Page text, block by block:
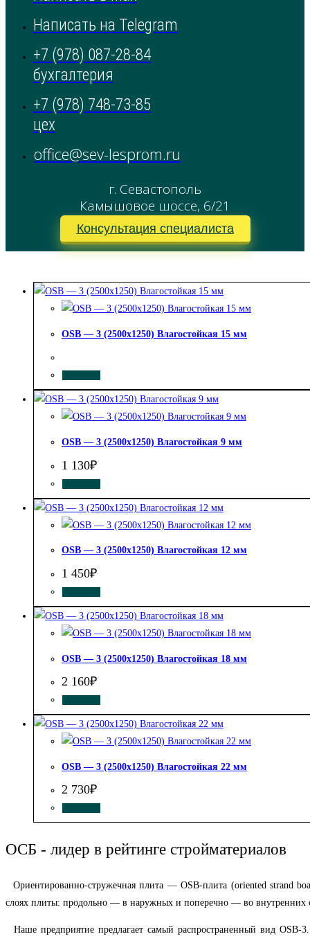
Написать на Telegram
+7 (978) 087-28-84
бухгалтерия
+7 (978) 748-73-85
цех
office@sev-lesprom.ru
г. Севастополь
Камышовое шоссе, 6/21
Консультация специалиста
OSB — 3 (2500х1250) Влагостойкая 15 мм
OSB — 3 (2500х1250) Влагостойкая 9 мм
1 130₽
OSB — 3 (2500х1250) Влагостойкая 12 мм
1 450₽
OSB — 3 (2500х1250) Влагостойкая 18 мм
2 160₽
OSB — 3 (2500х1250) Влагостойкая 22 мм
2 730₽
ОСБ - лидер в рейтинге стройматериалов
Ориентированно-стружечнаяплита — OSB-плита (oriented strand
слоях плиты: продольно — в наружных и поперечно — во внутренних
Наше предприятие предлагает самый распространенный вид OSB-